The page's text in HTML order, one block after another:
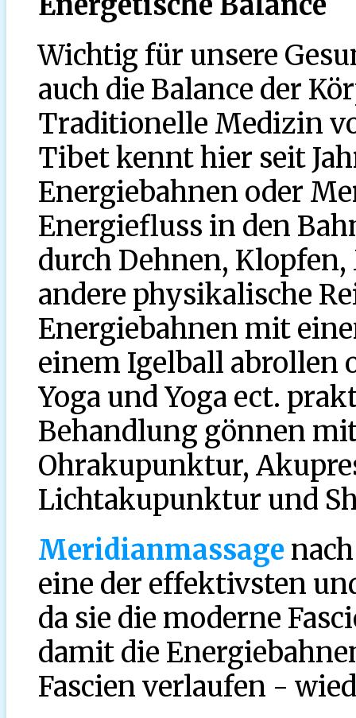
Wichtig für unsere
auch die Balance der
Traditionelle Medizin
Tibet kennt hier seit
Energiebahnen oder
Energiefluss in den
durch Dehnen,
andere physikalische
Energiebahnen mit
einem Igelball abrollen
Yoga und Yoga ect.
Behandlung gönnen
Ohrakupunktur,
Lichtakupunktur und
Meridianmassage
eine der effektivsten
da sie die moderne
damit die
Fascien verlaufen -